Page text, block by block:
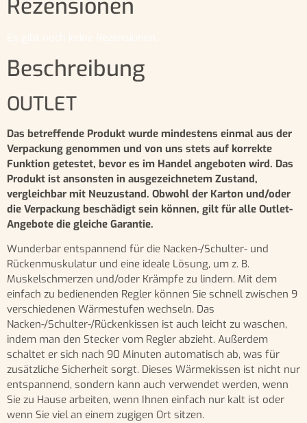
Rezensionen
Beschreibung
OUTLET
Das betreffende Produkt wurde mindestens einmal aus der
Verpackung genommen und von uns stets auf korrekte
Funktion getestet, bevor es im Handel angeboten wird. Das
Produkt ist ansonsten in ausgezeichnetem Zustand,
vergleichbar mit Neuzustand. Obwohl der Karton und/oder
die Verpackung beschädigt sein können, gilt für alle Outlet-
Angebote die gleiche Garantie.
Wunderbar entspannend für die Nacken-/Schulter- und
Rückenmuskulatur und eine ideale Lösung, um z. B.
Muskelschmerzen und/oder Krämpfe zu lindern. Mit dem
einfach zu bedienenden Regler können Sie schnell zwischen 9
verschiedenen Wärmestufen wechseln. Das
Nacken-/Schulter-/Rückenkissen ist auch leicht zu waschen,
indem man den Stecker vom Regler abzieht. Außerdem
schaltet er sich nach 90 Minuten automatisch ab, was für
zusätzliche Sicherheit sorgt. Dieses Wärmekissen ist nicht nur
entspannend, sondern kann auch verwendet werden, wenn
Sie zu Hause arbeiten, wenn Ihnen einfach nur kalt ist oder
wenn Sie viel an einem zugigen Ort sitzen.